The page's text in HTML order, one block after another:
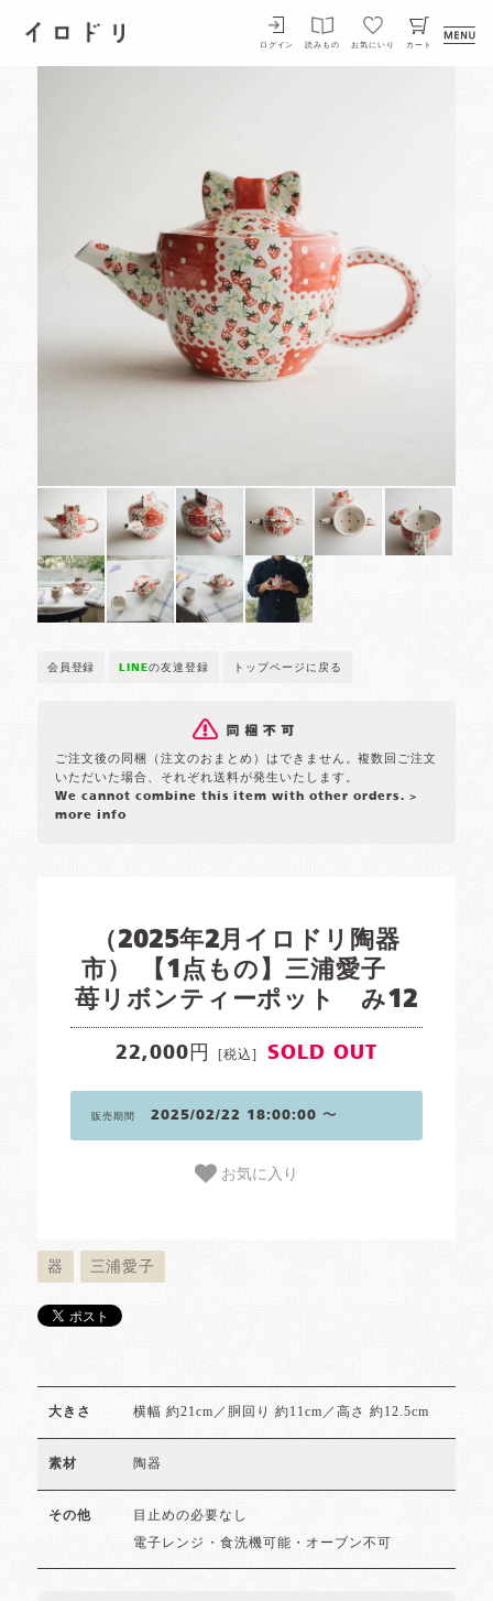
イロドリ
ログイン 読みもの お気にいり カート
会員登録 LINEの友達登録 トップページに戻る
ご注文後の同梱（注文のおまとめ）はできません。複数回ご注文
いただいた場合、それぞれ送料が発生いたします。
We cannot combine this item with other orders. >
more info
（2025年2月イロドリ陶器
市） 【1点もの】三浦愛子
苺リボンティーポット み12
22,000円 [税込] SOLD OUT
販売期間 2025/02/22 18:00:00 〜
お気に入り
器 三浦愛子
大きさ 横幅 約21cm／胴回り 約11cm／高さ 約12.5cm
素材 陶器
その他 目止めの必要なし
電子レンジ・食洗機可能・オーブン不可